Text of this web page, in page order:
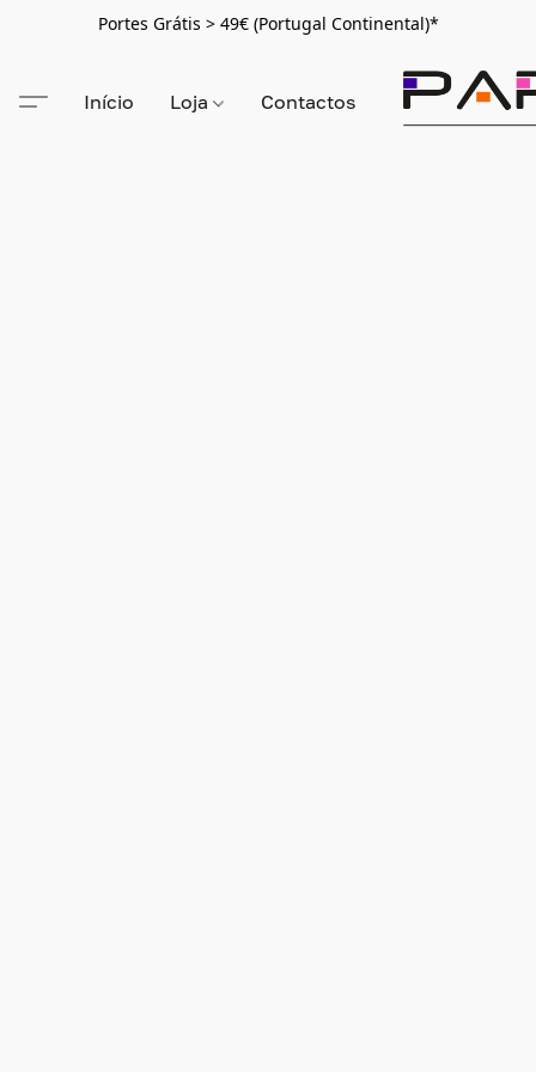
Portes Grátis > 49€ (Portugal Continental)*
Início Loja Contactos